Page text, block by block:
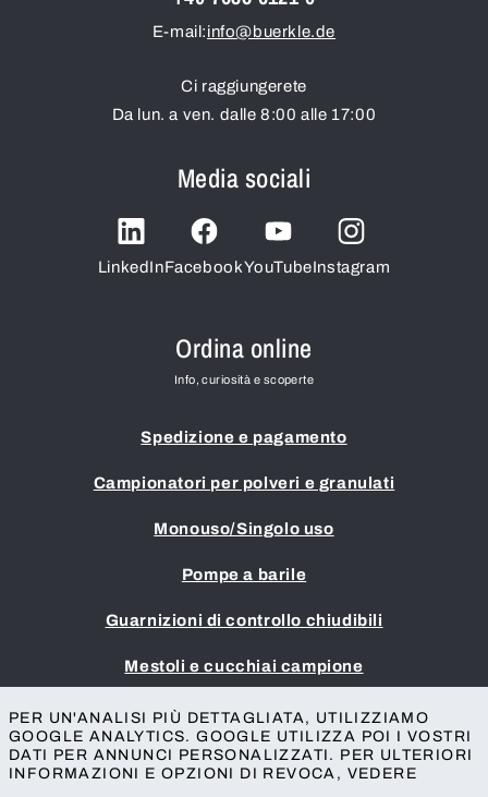
E-mail:info@buerkle.de
Ci raggiungerete
Da lun. a ven. dalle 8:00 alle 17:00
Media sociali
LinkedInFacebookYouTubeInstagram
Ordina online
Info, curiosità e scoperte
Spedizione e pagamento
Campionatori per polveri e granulati
Monouso/Singolo uso
Pompe a barile
Guarnizioni di controllo chiudibili
Mestoli e cucchiai campione
Impronta
Termini e condizioni
Protezione della privacy
PER UN'ANALISI PIÙ DETTAGLIATA, UTILIZZIAMO
GOOGLE ANALYTICS. GOOGLE UTILIZZA POI I VOSTRI
DATI PER ANNUNCI PERSONALIZZATI. PER ULTERIORI
INFORMAZIONI E OPZIONI DI REVOCA, VEDERE